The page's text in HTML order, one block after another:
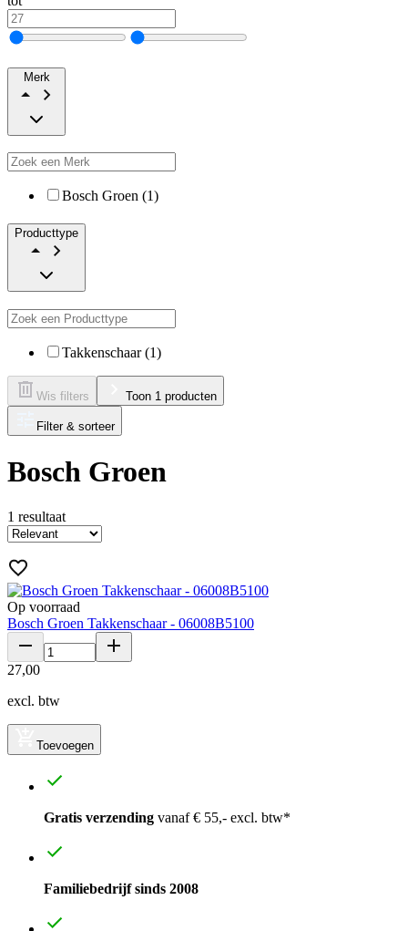
Merk
Bosch Groen (1)
Producttype
Takkenschaar (1)
Wis filters Toon 1 producten
Filter & sorteer
Bosch Groen
1 resultaat
Op voorraad
Bosch Groen Takkenschaar - 06008B5100
27,00
excl. btw
Toevoegen
Gratis verzending vanaf € 55,- excl. btw*
Familiebedrijf sinds 2008